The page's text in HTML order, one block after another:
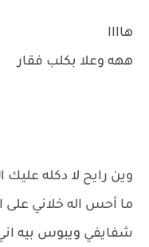
هاااا
ههه وعلا بكلب فقار
وين رايح لا دكله عليك
ما أحس اله خلاني
شفايفي ويبوس بيه